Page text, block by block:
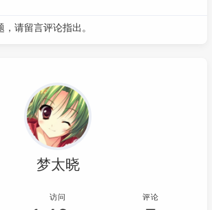
请留言评论指出。
梦太晓
访问 评论